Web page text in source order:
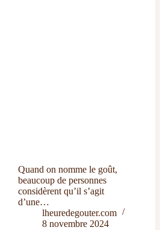
Quand on nomme le goût,
beaucoup de personnes
considèrent qu’il s’agit
d’une…
lheuredegouter.com
8 novembre 2024